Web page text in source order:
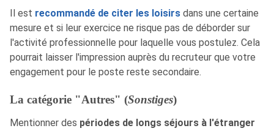
Il est recommandé de citer les loisirs dans une certaine
mesure et si leur exercice ne risque pas de déborder sur
l'activité professionnelle pour laquelle vous postulez. Cela
pourrait laisser l'impression auprès du recruteur que votre
engagement pour le poste reste secondaire.
La catégorie "Autres" (Sonstiges)
Mentionner des périodes de longs séjours à l'étranger